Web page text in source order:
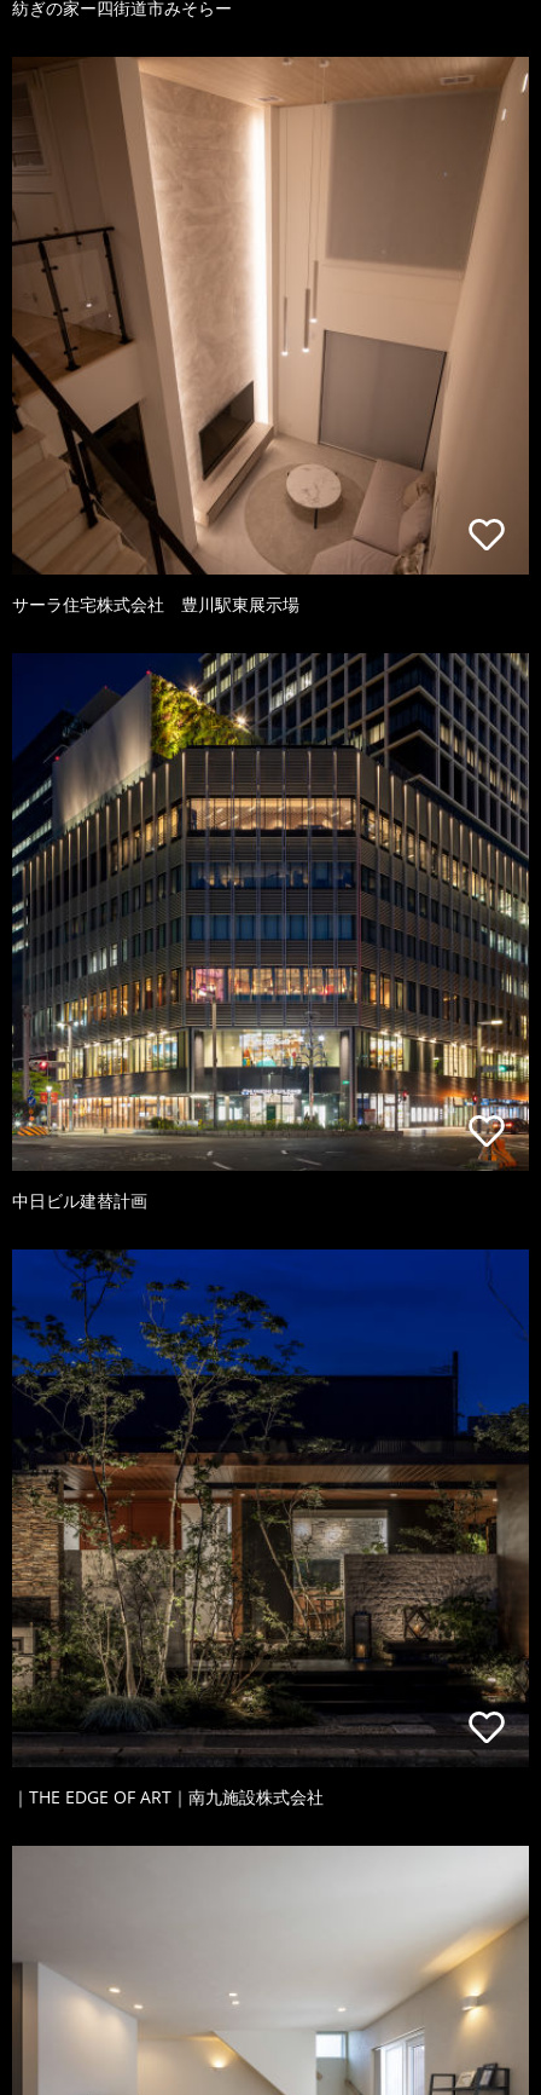
紡ぎの家ー四街道市みそらー
サーラ住宅株式会社 豊川駅東展示場
中日ビル建替計画
｜THE EDGE OF ART｜南九施設株式会社